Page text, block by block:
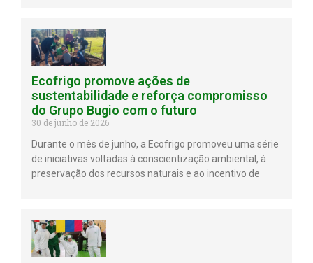
Ecofrigo promove ações de
sustentabilidade e reforça compromisso
do Grupo Bugio com o futuro
30 de junho de 2026
Durante o mês de junho, a Ecofrigo promoveu uma série
de iniciativas voltadas à conscientização ambiental, à
preservação dos recursos naturais e ao incentivo de